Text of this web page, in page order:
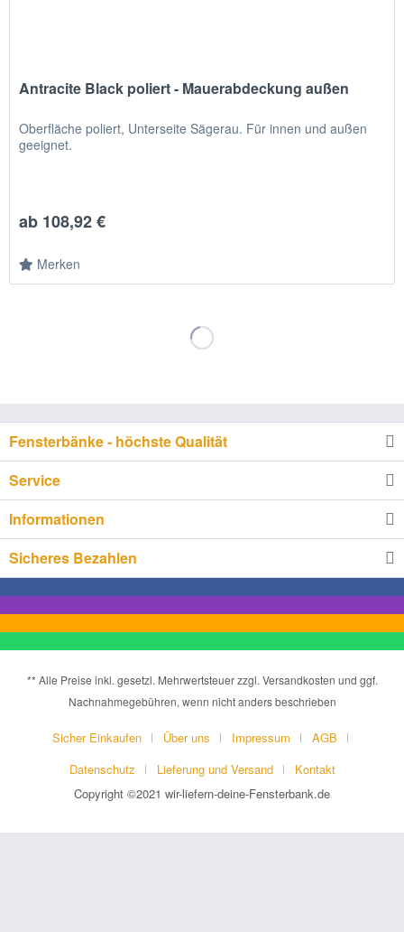
Antracite Black poliert - Mauerabdeckung außen
Oberfläche poliert, Unterseite Sägerau. Für innen und außen
geeignet.
ab 108,92 €
Merken
Fensterbänke - höchste Qualität
Service
Informationen
Sicheres Bezahlen
** Alle Preise inkl. gesetzl. Mehrwertsteuer zzgl. Versandkosten und ggf.
Nachnahmegebühren, wenn nicht anders beschrieben
Sicher Einkaufen Über uns Impressum
AGB
Datenschutz
Lieferung und Versand
Kontakt
Copyright ©2021 wir-liefern-deine-Fensterbank.de